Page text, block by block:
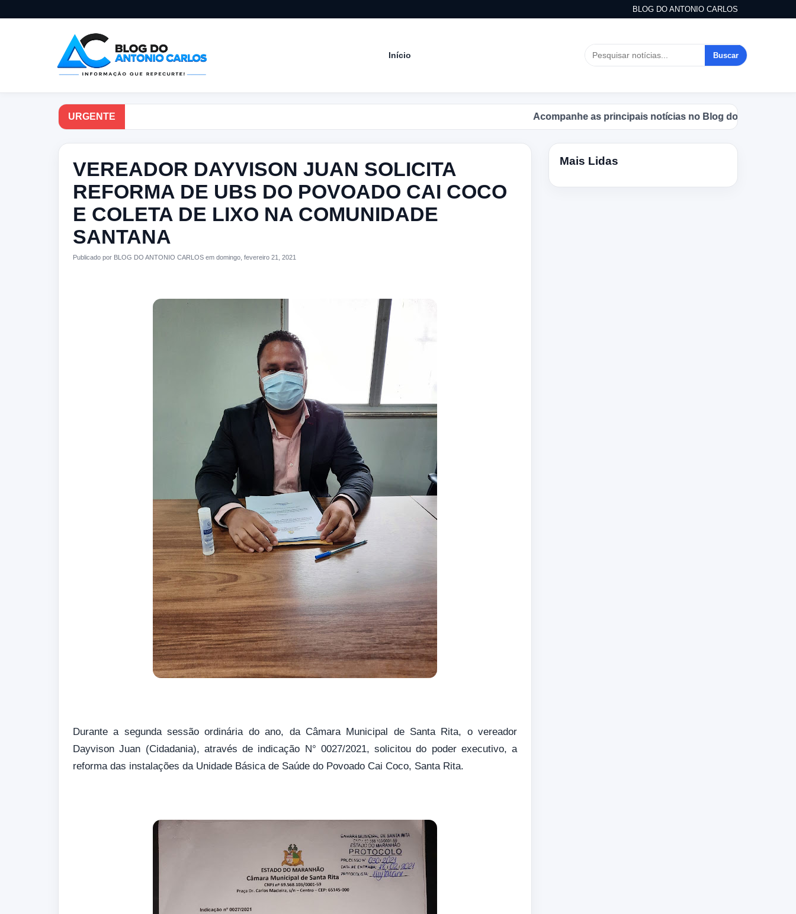
BLOG DO ANTONIO CARLOS
Início Buscar
URGENTE Acompanhe as principais notícias no Blog do Antonio Carlos.
VEREADOR DAYVISON JUAN SOLICITA
REFORMA DE UBS DO POVOADO CAI COCO
E COLETA DE LIXO NA COMUNIDADE
SANTANA
Publicado por BLOG DO ANTONIO CARLOS em domingo, fevereiro 21, 2021
Durante a segunda sessão ordinária do ano, da Câmara Municipal de Santa Rita, o vereador
Dayvison Juan (Cidadania), através de indicação N° 0027/2021, solicitou do poder executivo, a
reforma das instalações da Unidade Básica de Saúde do Povoado Cai Coco, Santa Rita.
Mais Lidas